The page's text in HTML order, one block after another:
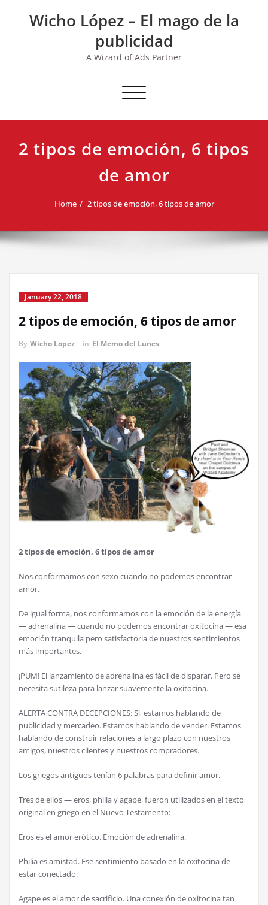
Wicho López – El mago de la
publicidad
A Wizard of Ads Partner
Toggle navigation
2 tipos de emoción, 6 tipos
de amor
Home 2 tipos de emoción, 6 tipos de amor
January 22, 2018
2 tipos de emoción, 6 tipos de amor
By Wicho Lopez in El Memo del Lunes
2 tipos de emoción, 6 tipos de amor
Nos conformamos con sexo cuando no podemos encontrar
amor.
De igual forma, nos conformamos con la emoción de la energía
— adrenalina — cuando no podemos encontrar oxitocina — esa
emoción tranquila pero satisfactoria de nuestros sentimientos
más importantes.
¡PUM! El lanzamiento de adrenalina es fácil de disparar. Pero se
necesita sutileza para lanzar suavemente la oxitocina.
ALERTA CONTRA DECEPCIONES: Sí, estamos hablando de
publicidad y mercadeo. Estamos hablando de vender. Estamos
hablando de construir relaciones a largo plazo con nuestros
amigos, nuestros clientes y nuestros compradores.
Los griegos antiguos tenían 6 palabras para definir amor.
Tres de ellos — eros, philia y agape, fueron utilizados en el texto
original en griego en el Nuevo Testamento:
Eros es el amor erótico. Emoción de adrenalina.
Philia es amistad. Ese sentimiento basado en la oxitocina de
estar conectado.
Agape es el amor de sacrificio. Una conexión de oxitocina tan